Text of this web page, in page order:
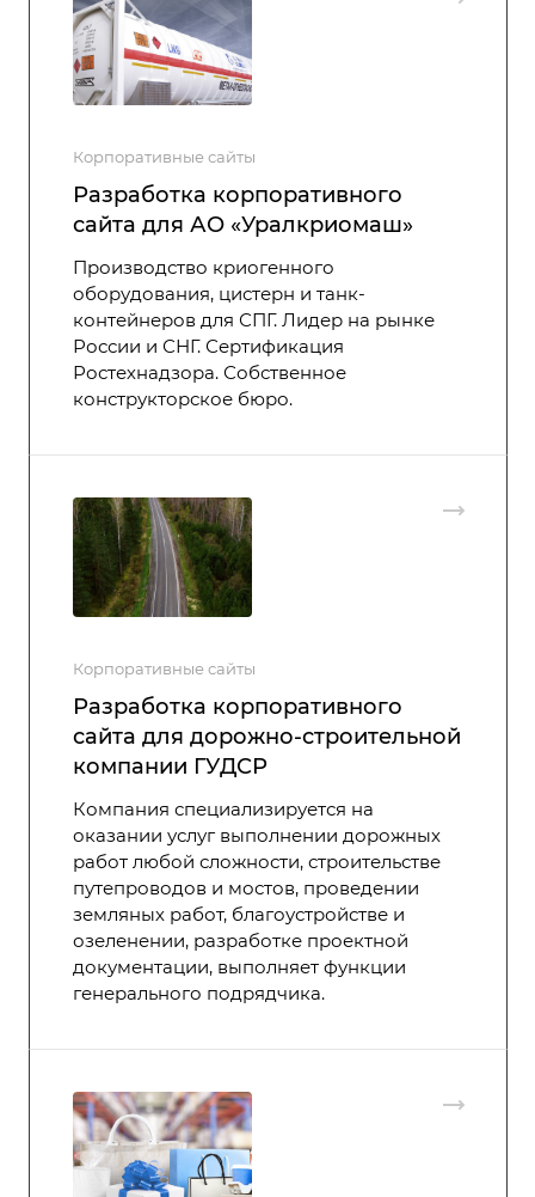
Корпоративные сайты
Разработка корпоративного
сайта для АО «Уралкриомаш»
Производство криогенного
оборудования, цистерн и танк-
контейнеров для СПГ. Лидер на рынке
России и СНГ. Сертификация
Ростехнадзора. Собственное
конструкторское бюро.
Корпоративные сайты
Разработка корпоративного
сайта для дорожно-строительной
компании ГУДСР
Компания специализируется на
оказании услуг выполнении дорожных
работ любой сложности, строительстве
путепроводов и мостов, проведении
земляных работ, благоустройстве и
озеленении, разработке проектной
документации, выполняет функции
генерального подрядчика.